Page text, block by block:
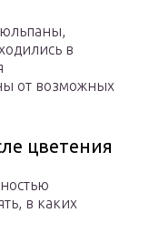
в
от возможных
цветения
в каких